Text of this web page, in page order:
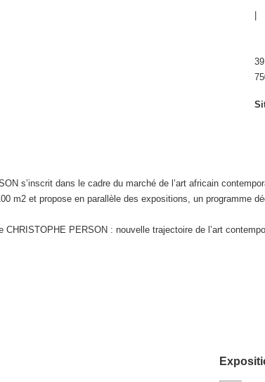
s’inscrit dans le cadre du marché de l’art africain
m2 et propose en parallèle des expositions, un programme
CHRISTOPHE PERSON : nouvelle trajectoire de l’art